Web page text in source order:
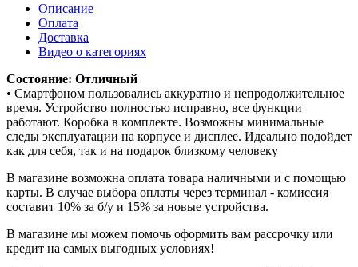
Описание
Оплата
Доставка
Видео о категориях
Состояние: Отличный
• Смартфоном пользовались аккуратно и непродолжительное
время. Устройство полностью исправно, все функции
работают. Коробка в комплекте. Возможны минимальные
следы эксплуатации на корпусе и дисплее. Идеально подойдет
как для себя, так и на подарок близкому человеку
В магазине возможна оплата товара наличными и с помощью
карты. В случае выбора оплаты через терминал - комиссия
составит 10% за б/у и 15% за новые устройства.
В магазине мы можем помочь оформить вам рассрочку или
кредит на самых выгодных условиях!